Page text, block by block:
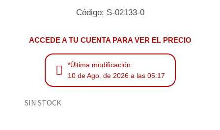
Código: S-02133-0
ACCEDE A TU CUENTA PARA VER EL PRECIO
*Última modificación:
10 de Ago. de 2026 a las 05:17
SIN STOCK